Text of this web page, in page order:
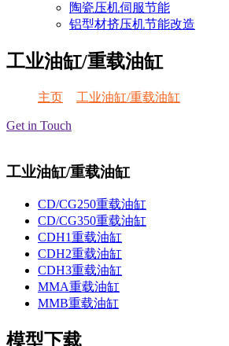
陶瓷压机伺服节能
铝型材挤压机节能改造
工业油缸/重载油缸
主页 工业油缸/重载油缸
Get in Touch
工业油缸/重载油缸
CD/CG250重载油缸
CD/CG350重载油缸
CDH1重载油缸
CDH2重载油缸
CDH3重载油缸
MMA重载油缸
MMB重载油缸
模型下载